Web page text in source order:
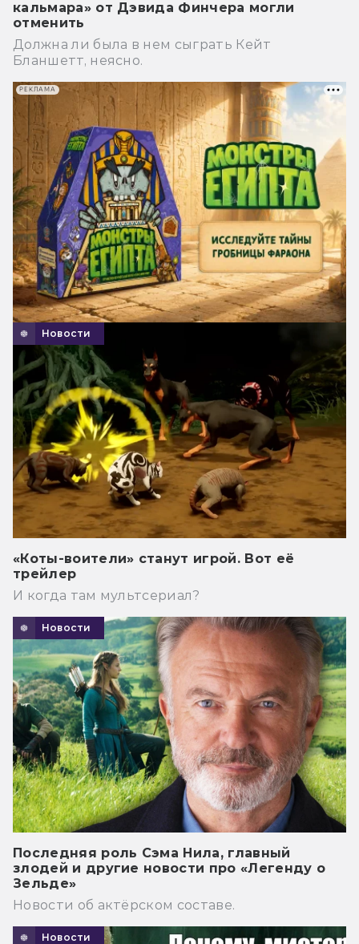
кальмара» от Дэвида Финчера могли
отменить
Должна ли была в нем сыграть Кейт
Бланшетт, неясно.
Новости
«Коты-воители» станут игрой. Вот её
трейлер
И когда там мультсериал?
Новости
Последняя роль Сэма Нила, главный
злодей и другие новости про «Легенду о
Зельде»
Новости об актёрском составе.
Новости
РЕКЛАМА